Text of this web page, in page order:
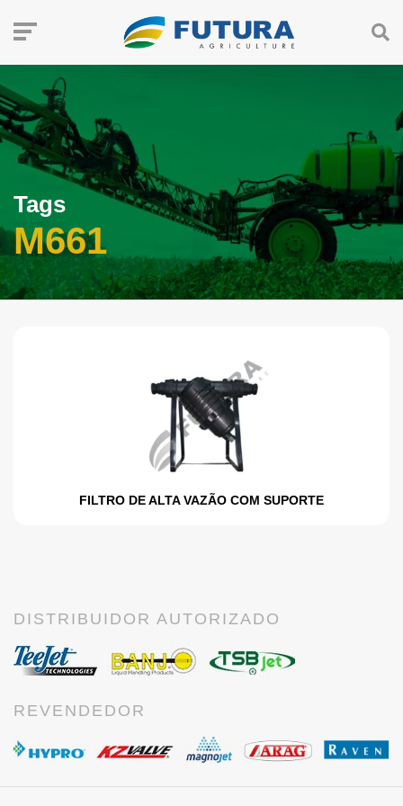
Tags
M661
FILTRO DE ALTA VAZÃO COM SUPORTE
DISTRIBUIDOR AUTORIZADO
REVENDEDOR